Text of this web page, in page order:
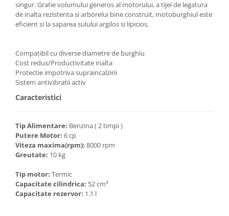
Sere
Sobe pe gaz & electrice
Aspiratoare
Suflante Frunze
Unelte Gradinarit
Ventilatoare & Sisteme Racire
Ventilatoare
Zootehnie
Foarfeci tuns oi
singur. Gratie volumului generos al motorului, a tijei de legatura
de inalta rezistenta si arborelui bine construit, motoburghiul este
eficient si la saparea sulului argilos si lipicios.
Compatibil cu diverse diametre de burghiu
Cost redus/Productivitate inalta
Protectie impotriva supraincalzirii
Sistem antivibratii activ
Caracteristici
Tip Alimentare: Benzina ( 2 timpi )
Putere Motor: 6 cp
Viteza maxima(rpm): 8000 rpm
Greutate: 10 kg
Tip motor: Termic
Capacitate cilindrica: 52 cm³
Capacitate rezervor: 1.1 l